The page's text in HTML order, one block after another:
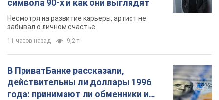
символа 90-х и как они выглядят
Несмотря на развитие карьеры, артист не
забывал о личном счастье
11 часов назад 9,2 т.
В ПриватБанке рассказали,
действительны ли доллары 1996
года: принимают ли обменники и